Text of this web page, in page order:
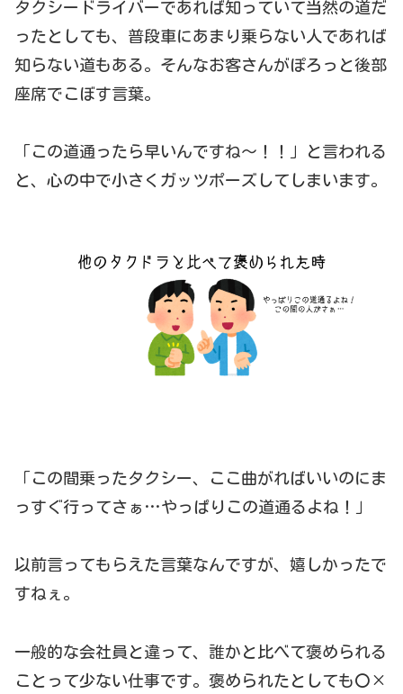
タクシードライバーであれば知っていて当然の道だ
ったとしても、普段車にあまり乗らない人であれば
知らない道もある。そんなお客さんがぽろっと後部
座席でこぼす言葉。
「この道通ったら早いんですね～！！」と言われる
と、心の中で小さくガッツポーズしてしまいます。
「この間乗ったタクシー、ここ曲がればいいのにま
っすぐ行ってさぁ…やっぱりこの道通るよね！」
以前言ってもらえた言葉なんですが、嬉しかったで
すねぇ。
一般的な会社員と違って、誰かと比べて褒められる
ことって少ない仕事です。褒められたとしても〇×